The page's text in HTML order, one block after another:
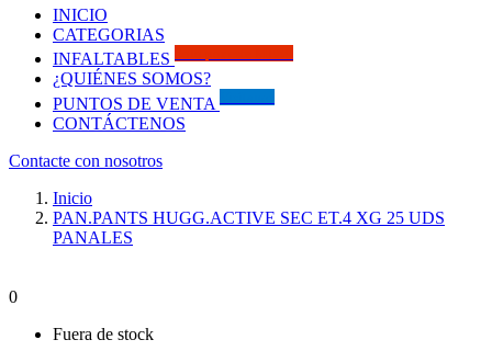
INICIO
CATEGORIAS
INFALTABLES
¿QUIÉNES SOMOS?
PUNTOS DE VENTA
CONTÁCTENOS
Contacte con nosotros
Inicio
PAN.PANTS HUGG.ACTIVE SEC ET.4 XG 25 UDS
PANALES
0
Fuera de stock